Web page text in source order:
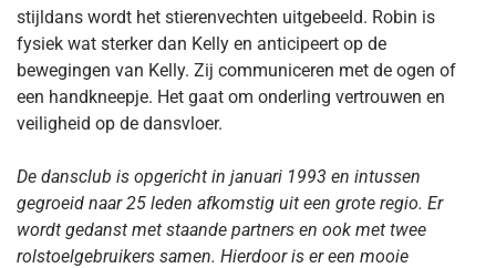
stijldans wordt het stierenvechten uitgebeeld. Robin is
fysiek wat sterker dan Kelly en anticipeert op de
bewegingen van Kelly. Zij communiceren met de ogen of
een handkneepje. Het gaat om onderling vertrouwen en
veiligheid op de dansvloer.
De dansclub is opgericht in januari 1993 en intussen
gegroeid naar 25 leden afkomstig uit een grote regio. Er
wordt gedanst met staande partners en ook met twee
rolstoelgebruikers samen. Hierdoor is er een mooie